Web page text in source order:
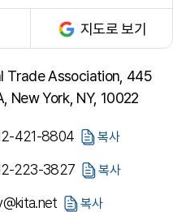
지도로 보기
Trade Association, 445
New York, NY, 10022
421-8804 복사
223-3827 복사
복사